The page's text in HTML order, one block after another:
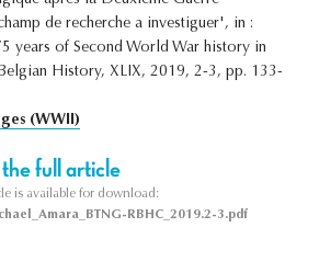
de recherche a investiguer', in :
years of Second World War history in
History, XLIX, 2019, 2-3, pp. 133-
(WWII)
the full article
is available for download:
RBHC_2019.2-3.pdf